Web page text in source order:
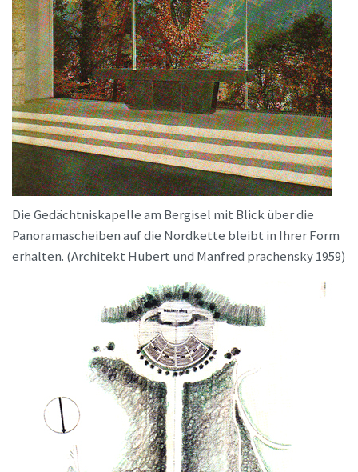
Die Gedächtniskapelle am Bergisel mit Blick über die
Panoramascheiben auf die Nordkette bleibt in Ihrer Form
erhalten. (Architekt Hubert und Manfred prachensky 1959)